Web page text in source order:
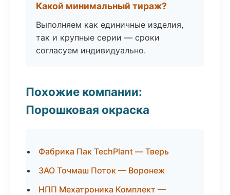
Какой минимальный тираж?
Выполняем как единичные изделия,
так и крупные серии — сроки
согласуем индивидуально.
Похожие компании:
Порошковая окраска
Фабрика Пак TechPlant — Тверь
ЗАО Точмаш Поток — Воронеж
НПП Мехатроника Комплект —